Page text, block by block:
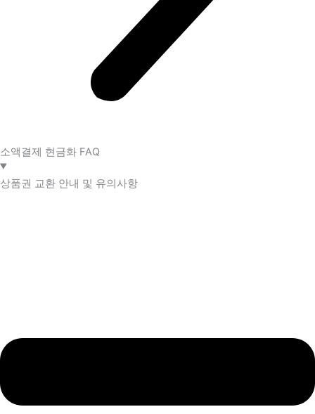
소액결제 현금화 FAQ​
상품권 교환 안내 및 유의사항